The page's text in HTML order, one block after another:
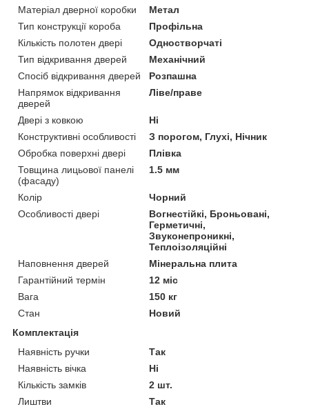
Матеріал дверної коробки
Метал
Тип конструкції короба
Профільна
Кількість полотен двері
Одностворчаті
Тип відкривання дверей
Механічний
Спосіб відкривання дверей
Розпашна
Напрямок відкривання
дверей
Ліве/праве
Двері з ковкою
Ні
Конструктивні особливості
З порогом, Глухі, Нічник
Обробка поверхні двері
Плівка
Товщина лицьової панелі
(фасаду)
1.5 мм
Колір
Чорний
Особливості двері
Вогнестійкі, Броньовані,
Герметичні,
Звуконепроникні,
Теплоізоляційні
Наповнення дверей
Мінеральна плита
Гарантійний термін
12 міс
Вага
150 кг
Стан
Новий
Комплектація
Наявність ручки
Так
Наявність вічка
Ні
Кількість замків
2 шт.
Лиштви
Так